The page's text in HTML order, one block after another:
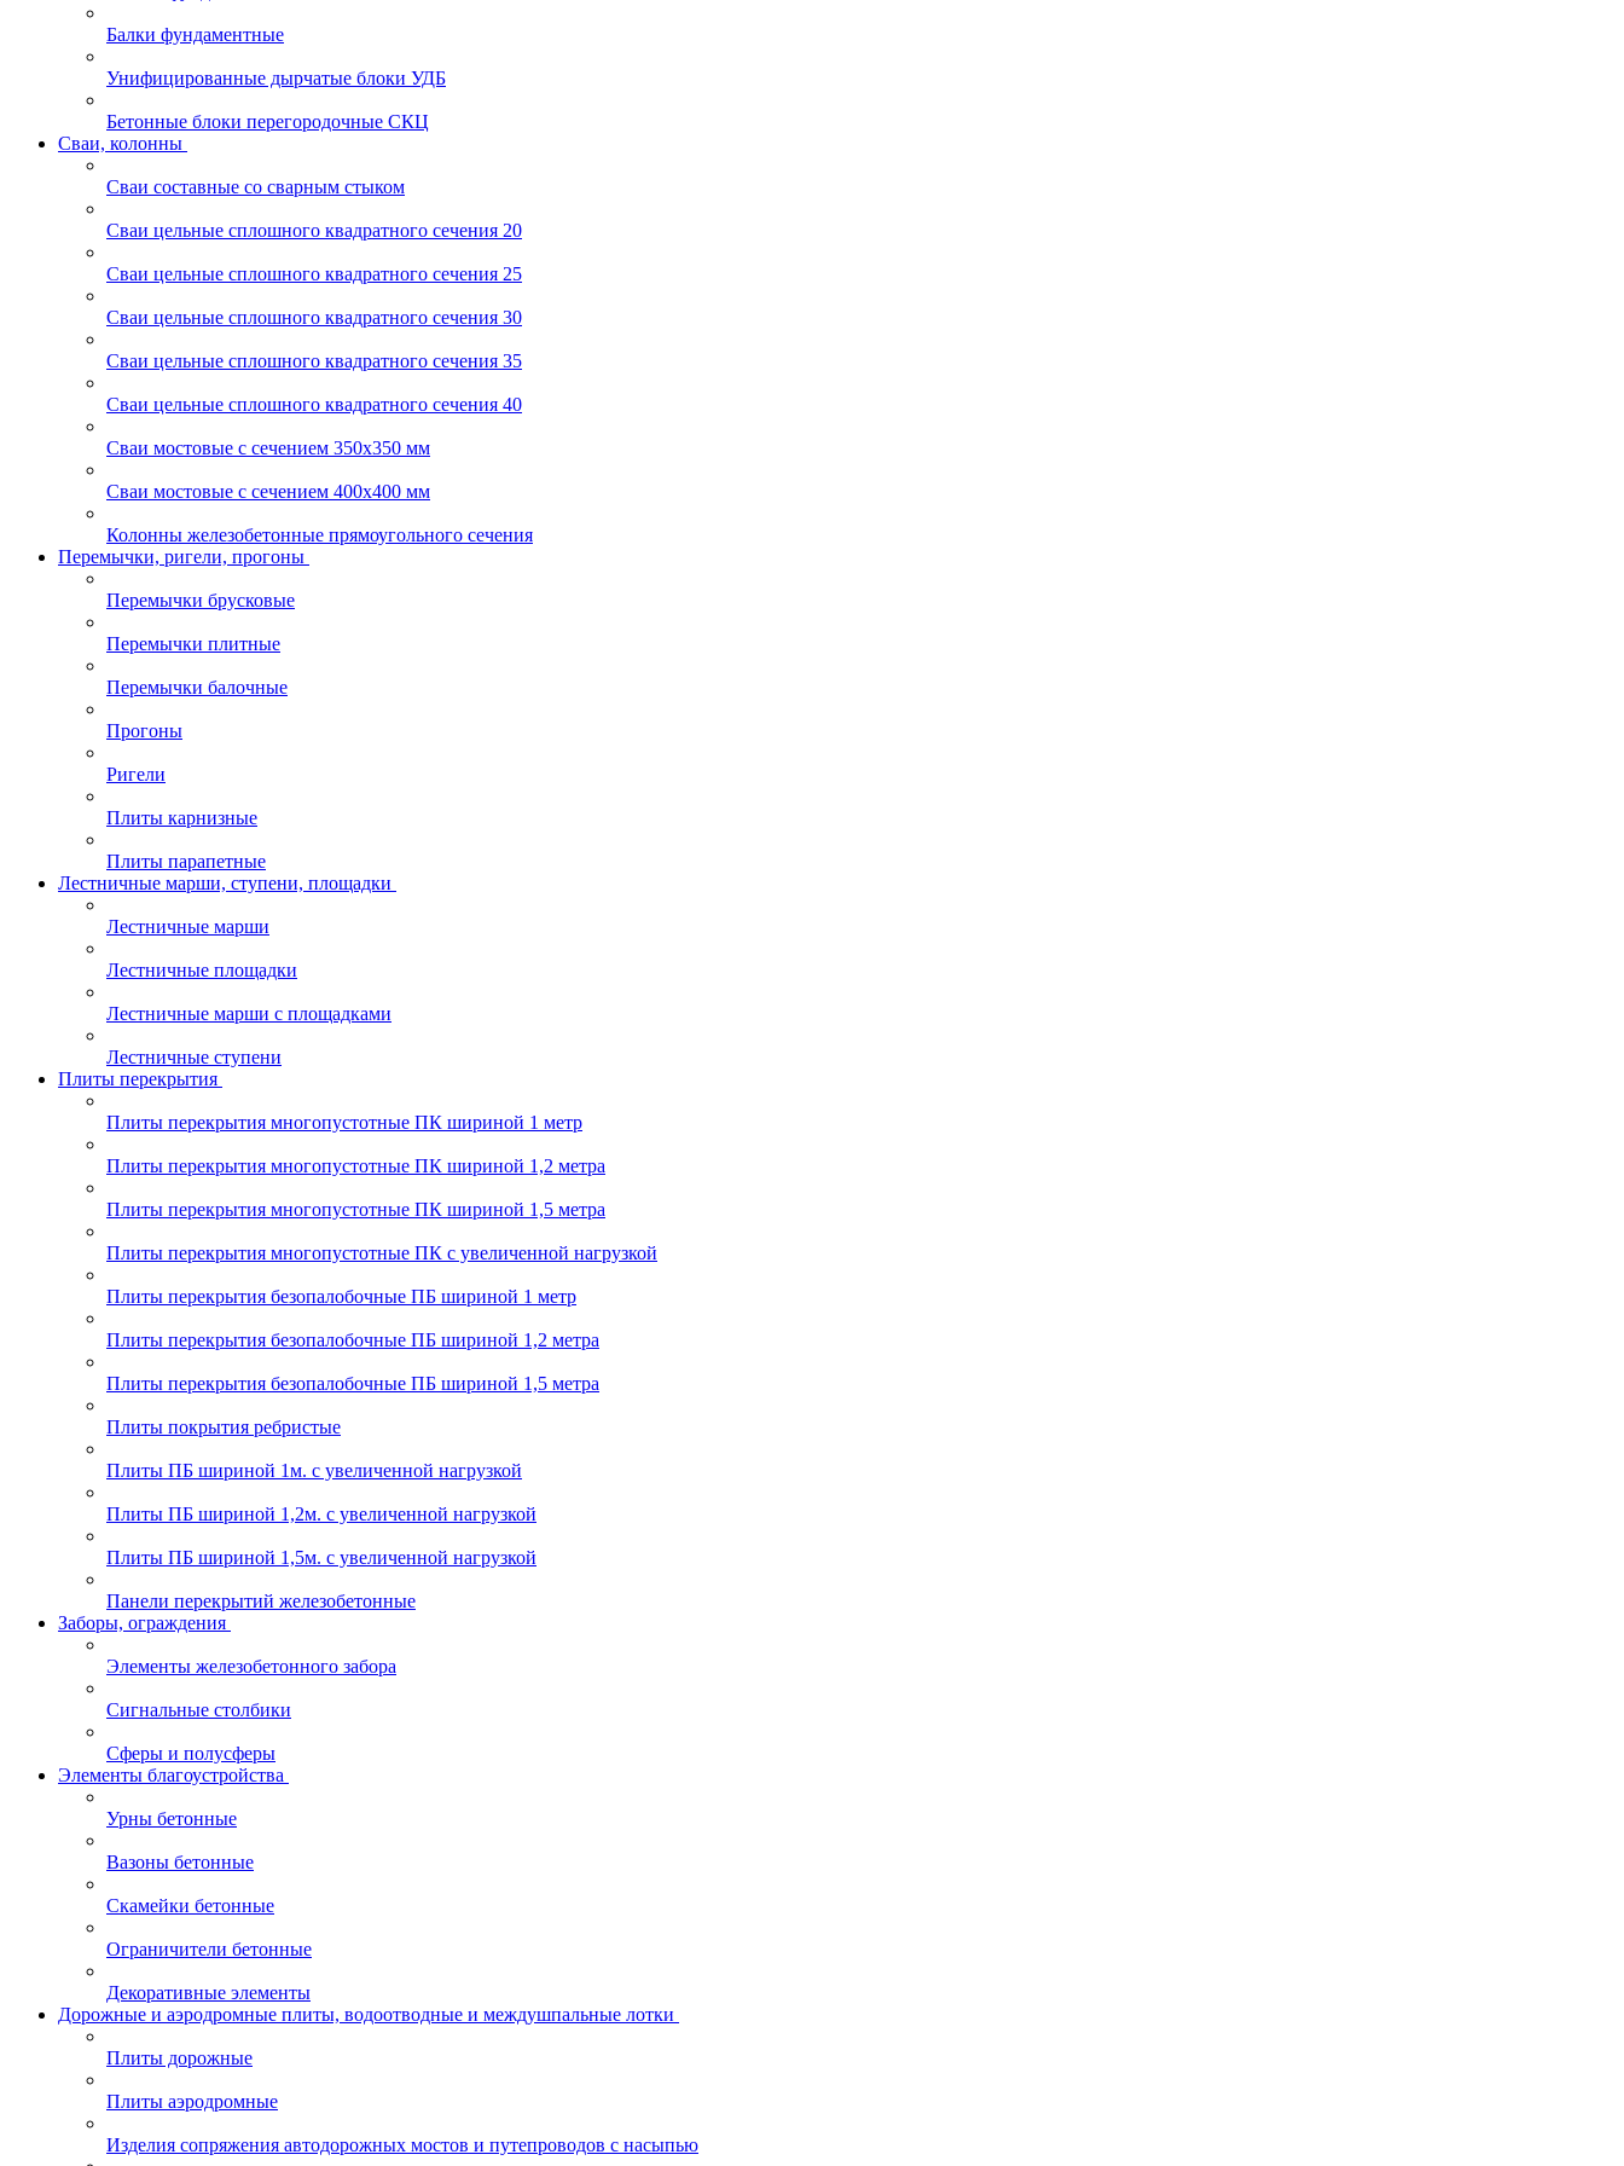
Балки фундаментные
Унифицированные дырчатые блоки УДБ
Бетонные блоки перегородочные СКЦ
Сваи, колонны
Сваи составные со сварным стыком
Сваи цельные сплошного квадратного сечения 20
Сваи цельные сплошного квадратного сечения 25
Сваи цельные сплошного квадратного сечения 30
Сваи цельные сплошного квадратного сечения 35
Сваи цельные сплошного квадратного сечения 40
Сваи мостовые с сечением 350х350 мм
Сваи мостовые с сечением 400х400 мм
Колонны железобетонные прямоугольного сечения
Перемычки, ригели, прогоны
Перемычки брусковые
Перемычки плитные
Перемычки балочные
Прогоны
Ригели
Плиты карнизные
Плиты парапетные
Лестничные марши, ступени, площадки
Лестничные марши
Лестничные площадки
Лестничные марши с площадками
Лестничные ступени
Плиты перекрытия
Плиты перекрытия многопустотные ПК шириной 1 метр
Плиты перекрытия многопустотные ПК шириной 1,2 метра
Плиты перекрытия многопустотные ПК шириной 1,5 метра
Плиты перекрытия многопустотные ПК с увеличенной нагрузкой
Плиты перекрытия безопалобочные ПБ шириной 1 метр
Плиты перекрытия безопалобочные ПБ шириной 1,2 метра
Плиты перекрытия безопалобочные ПБ шириной 1,5 метра
Плиты покрытия ребристые
Плиты ПБ шириной 1м. с увеличенной нагрузкой
Плиты ПБ шириной 1,2м. с увеличенной нагрузкой
Плиты ПБ шириной 1,5м. с увеличенной нагрузкой
Панели перекрытий железобетонные
Заборы, ограждения
Элементы железобетонного забора
Сигнальные столбики
Сферы и полусферы
Элементы благоустройства
Урны бетонные
Вазоны бетонные
Скамейки бетонные
Ограничители бетонные
Декоративные элементы
Дорожные и аэродромные плиты, водоотводные и междушпальные лотки
Плиты дорожные
Плиты аэродромные
Изделия сопряжения автодорожных мостов и путепроводов с насыпью